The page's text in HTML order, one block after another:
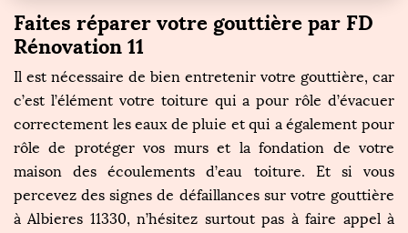
Faites réparer votre gouttière par FD
Rénovation 11
Il est nécessaire de bien entretenir votre gouttière, car
c’est l’élément votre toiture qui a pour rôle d’évacuer
correctement les eaux de pluie et qui a également pour
rôle de protéger vos murs et la fondation de votre
maison des écoulements d’eau toiture. Et si vous
percevez des signes de défaillances sur votre gouttière
à Albieres 11330, n’hésitez surtout pas à faire appel à